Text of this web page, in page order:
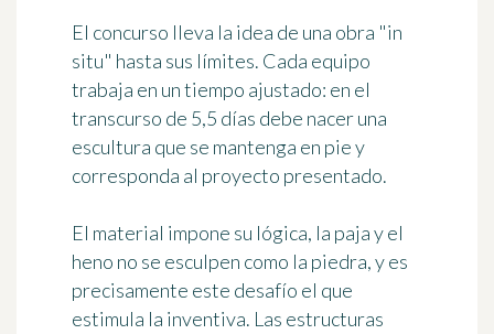
El concurso lleva la idea de una obra "in
situ" hasta sus límites. Cada equipo
trabaja en un tiempo ajustado: en el
transcurso de 5,5 días debe nacer una
escultura que se mantenga en pie y
corresponda al proyecto presentado.
El material impone su lógica, la paja y el
heno no se esculpen como la piedra, y es
precisamente este desafío el que
estimula la inventiva. Las estructuras